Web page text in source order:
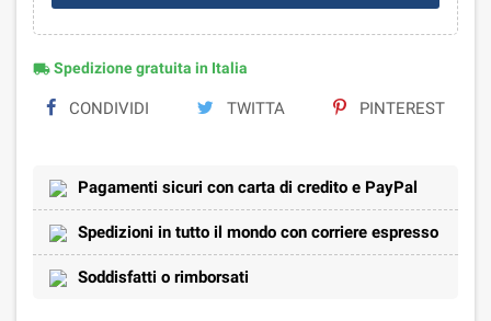
local_shippingSpedizione gratuita in Italia
CONDIVIDI TWITTA PINTEREST
Pagamenti sicuri con carta di credito e PayPal
Spedizioni in tutto il mondo con corriere espresso
Soddisfatti o rimborsati